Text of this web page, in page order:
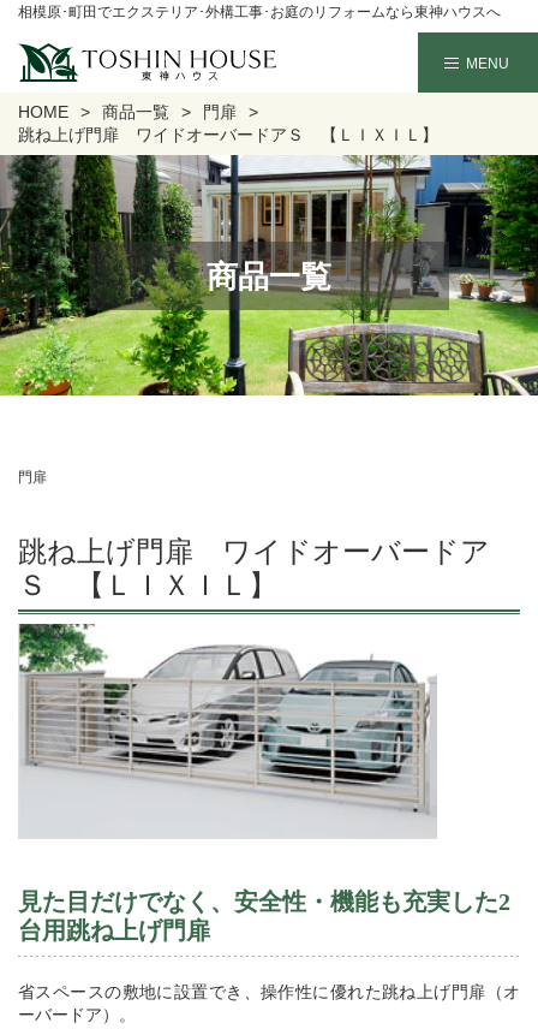
相模原･町田でエクステリア･外構工事･お庭のリフォームなら東神ハウスへ
HOME 商品一覧
門扉
跳ね上げ門扉 ワイドオーバードアＳ 【ＬＩＸＩＬ】
商品一覧
門扉
跳ね上げ門扉 ワイドオーバードア
Ｓ 【ＬＩＸＩＬ】
見た目だけでなく、安全性・機能も充実した2
台用跳ね上げ門扉
省スペースの敷地に設置でき、操作性に優れた跳ね上げ門扉（オ
ーバードア）。